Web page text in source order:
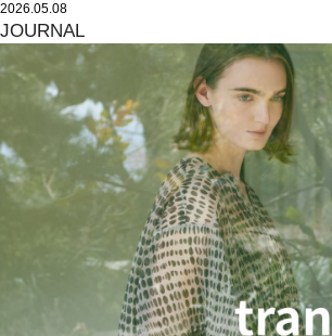
2026.05.08
JOURNAL